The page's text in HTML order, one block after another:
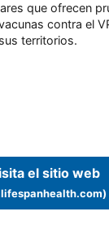
que ofrecen
contra el
territorios.
el sitio web